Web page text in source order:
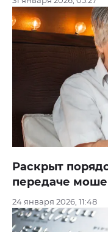
Раскрыт
передаче
24 января 2026, 11:48